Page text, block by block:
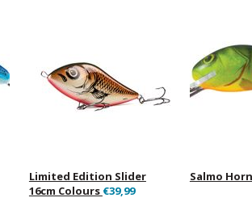
Limited Edition Slider
16cm Colours €39,99
Salmo